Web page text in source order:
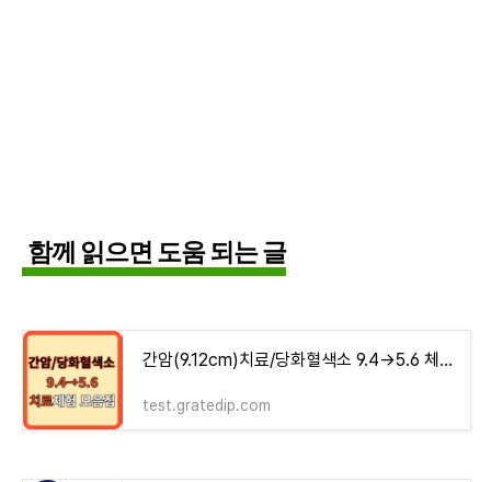
함께 읽으면 도움 되는 글
간암(9.12cm)치료/당화혈색소 9.4→5.6 체험기 모음집 - money-health
test.gratedip.com